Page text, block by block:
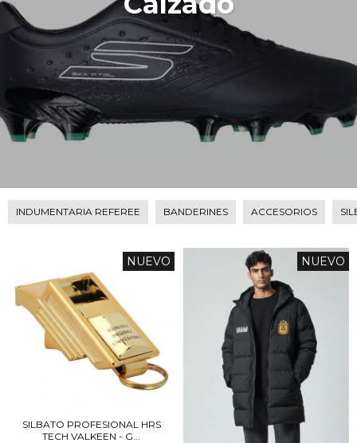
INDUMENTARIA REFEREE BANDERINES ACCESORIOS
NUEVO
SILBATO PROFESIONAL HRS
TECH VALKEEN - G...
NUEVO